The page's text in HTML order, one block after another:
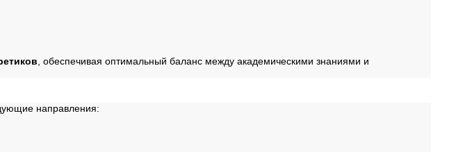
, обеспечивая оптимальный баланс между академическими знаниями и
направления: